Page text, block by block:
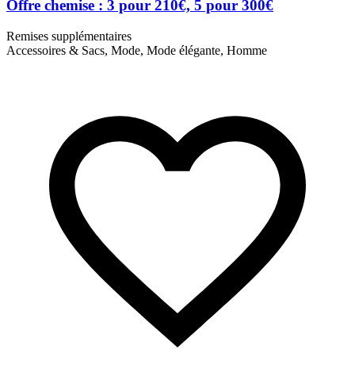
Offre chemise : 3 pour 210€, 5 pour 300€
Remises supplémentaires
Accessoires & Sacs, Mode, Mode élégante, Homme